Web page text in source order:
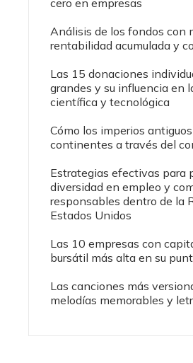
cero en empresas
Análisis de los fondos con
rentabilidad acumulada y
Las 15 donaciones
grandes y su influencia en
científica y tecnológica
Cómo los imperios
continentes a través del
Estrategias efectivas para
diversidad en empleo y
responsables dentro de la
Estados Unidos
Las 10 empresas con
bursátil más alta en su
Las canciones más
melodías memorables y